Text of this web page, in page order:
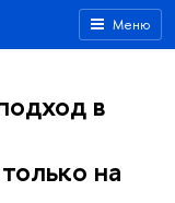
Меню
в
на